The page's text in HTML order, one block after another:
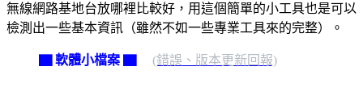
無線網路基地台放哪裡比較好，用這個簡單的小工具也是可以
檢測出一些基本資訊（雖然不如一些專業工具來的完整）。
▇ 軟體小檔案 ▇ (錯誤、版本更新回報)